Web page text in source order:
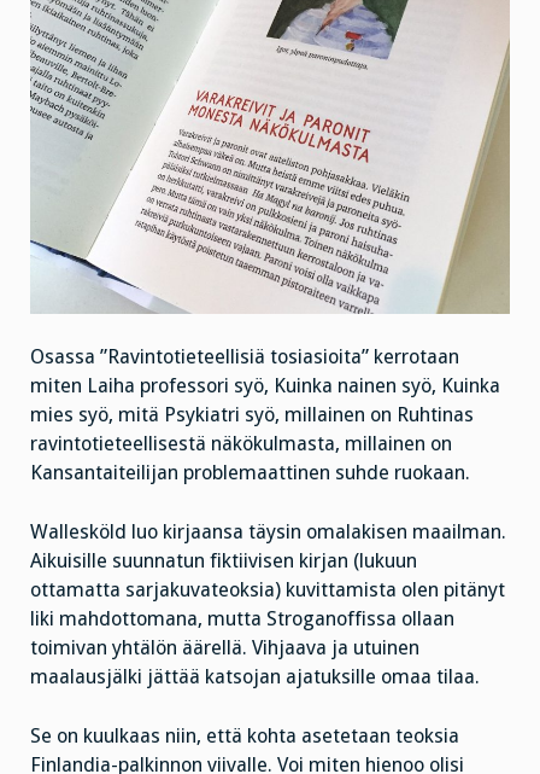
Osassa ”Ravintotieteellisiä tosiasioita” kerrotaan
miten Laiha professori syö, Kuinka nainen syö, Kuinka
mies syö, mitä Psykiatri syö, millainen on Ruhtinas
ravintotieteellisestä näkökulmasta, millainen on
Kansantaiteilijan problemaattinen suhde ruokaan.
Wallesköld luo kirjaansa täysin omalakisen maailman.
Aikuisille suunnatun fiktiivisen kirjan (lukuun
ottamatta sarjakuvateoksia) kuvittamista olen pitänyt
liki mahdottomana, mutta Stroganoffissa ollaan
toimivan yhtälön äärellä. Vihjaava ja utuinen
maalausjälki jättää katsojan ajatuksille omaa tilaa.
Se on kuulkaas niin, että kohta asetetaan teoksia
Finlandia-palkinnon viivalle. Voi miten hienoo olisi